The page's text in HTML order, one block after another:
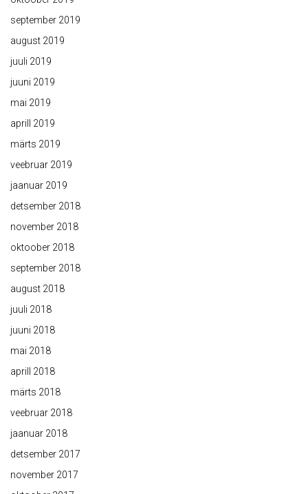
september 2019
august 2019
juuli 2019
juuni 2019
mai 2019
aprill 2019
märts 2019
veebruar 2019
jaanuar 2019
detsember 2018
november 2018
oktoober 2018
september 2018
august 2018
juuli 2018
juuni 2018
mai 2018
aprill 2018
märts 2018
veebruar 2018
jaanuar 2018
detsember 2017
november 2017